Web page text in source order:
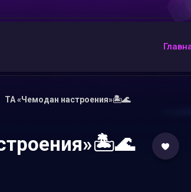
ТА «Чемодан настроения»🏝🌊